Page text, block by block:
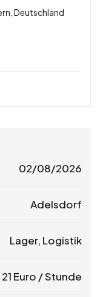
Deutschland
02/08/2026
Adelsdorf
Lager, Logistik
21 Euro / Stunde